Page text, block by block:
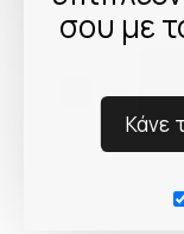
σου με
Κάνε